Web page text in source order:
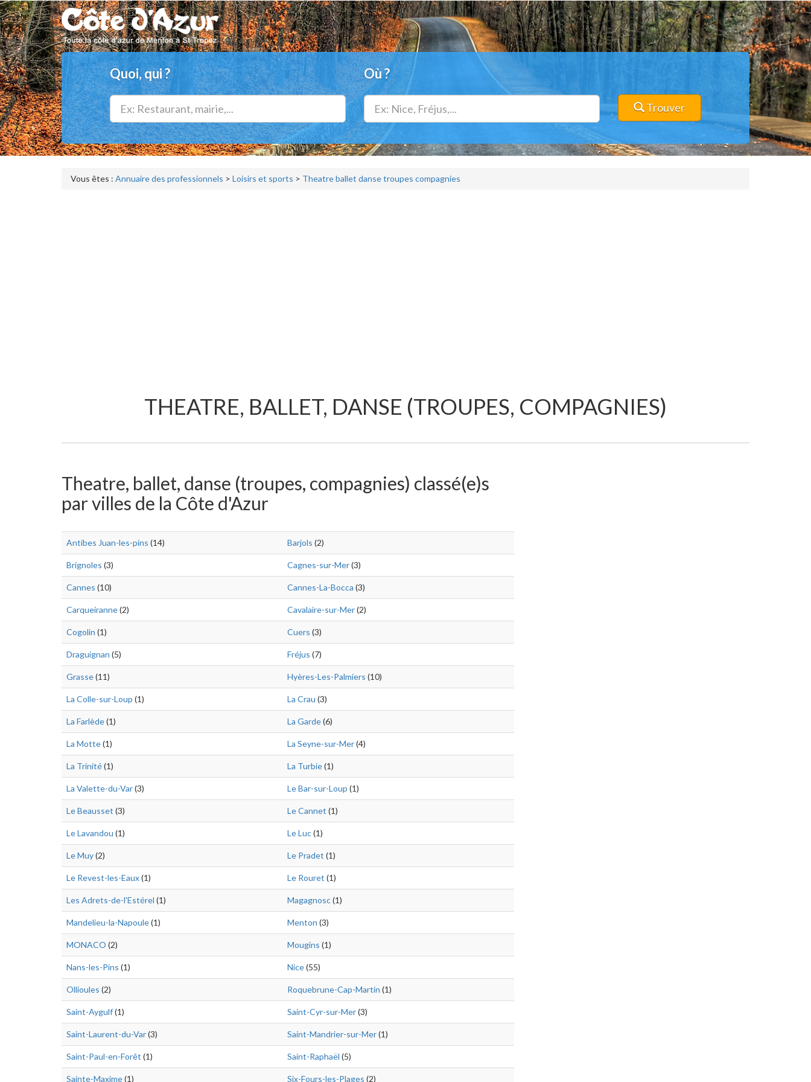
Quoi, qui ? Où ?
Trouver
Vous êtes : Annuaire des professionnels > Loisirs et sports > Theatre ballet danse troupes compagnies
THEATRE, BALLET, DANSE (TROUPES, COMPAGNIES)
Theatre, ballet, danse (troupes, compagnies) classé(e)s
par villes de la Côte d'Azur
Antibes Juan-les-pins (14) Barjols (2)
Brignoles (3) Cagnes-sur-Mer(3)
Cannes (10) Cannes-La-Bocca (3)
Carqueiranne(2) Cavalaire-sur-Mer(2)
Cogolin (1) Cuers (3)
Draguignan (5) Fréjus (7)
Grasse(11) Hyères-Les-Palmiers (10)
La Colle-sur-Loup (1) La Crau (3)
La Farlède(1) La Garde(6)
La Motte(1) La Seyne-sur-Mer(4)
La Trinité(1) La Turbie(1)
La Valette-du-Var(3) Le Bar-sur-Loup (1)
Le Beausset (3) Le Cannet (1)
Le Lavandou (1) Le Luc(1)
Le Muy(2) Le Pradet (1)
Le Revest-les-Eaux(1) Le Rouret (1)
Les Adrets-de-l'Estérel (1) Magagnosc(1)
Mandelieu-la-Napoule(1) Menton (3)
MONACO (2) Mougins (1)
Nans-les-Pins (1) Nice(55)
Ollioules (2) Roquebrune-Cap-Martin (1)
Saint-Aygulf(1) Saint-Cyr-sur-Mer(3)
Saint-Laurent-du-Var(3) Saint-Mandrier-sur-Mer(1)
Saint-Paul-en-Forêt (1) Saint-Raphaël (5)
Sainte-Maxime(1) Six-Fours-les-Plages (2)